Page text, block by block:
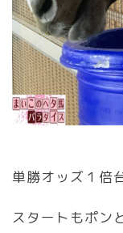
単勝オッズ１倍
スタートもポン